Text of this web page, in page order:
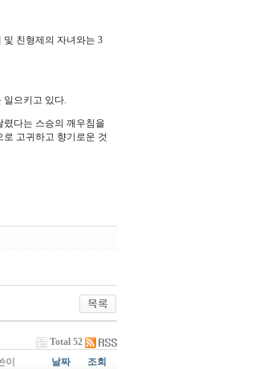
친형제의 자녀와는 3
일으키고 있다.
다는 스승의 깨우침을
고귀하고 향기로운 것
Total 52
이 날짜 조회